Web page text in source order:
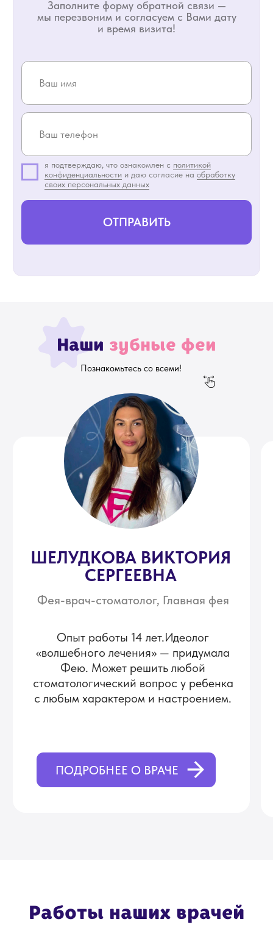
Познакомьтесь со всеми!
Наши зубные феи
Наши лицензии
Популярные вопросы